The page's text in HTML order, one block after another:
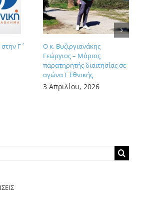
Γ΄
Ο κ. Βυζιργιανάκης
Γεώργιος – Μάριος
παρατηρητής διαιτησίας σε
αγώνα Γ΄ Εθνικής
3 Απριλίου, 2026